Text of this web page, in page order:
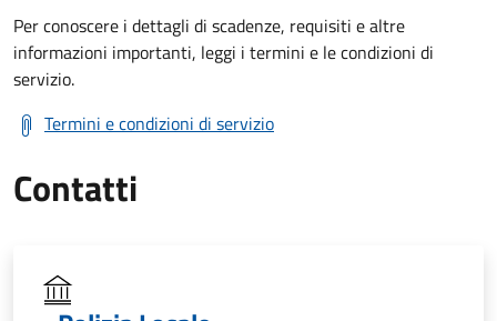
Per conoscere i dettagli di scadenze, requisiti e altre
informazioni importanti, leggi i termini e le condizioni di
servizio.
Termini e condizioni di servizio
Contatti